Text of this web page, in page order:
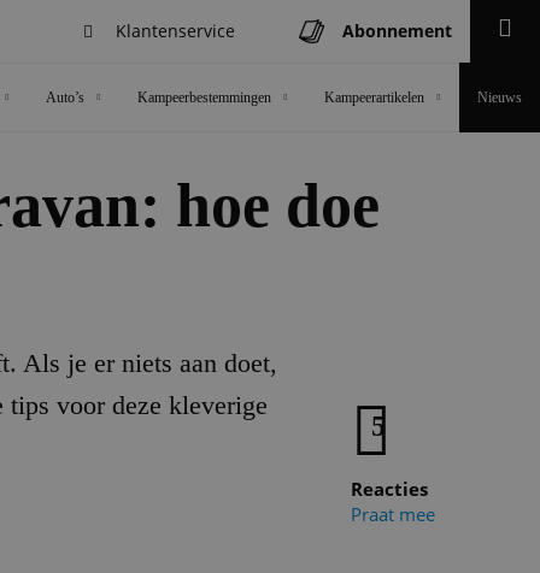
Klantenservice Abonnement
Auto’s Kampeerbestemmingen Kampeerartikelen Nieuws
hoe doe
Als je er niets aan doet,
voor deze kleverige
5
Reacties
Praat mee